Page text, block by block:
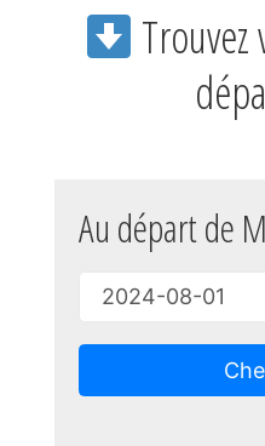
Au départ de